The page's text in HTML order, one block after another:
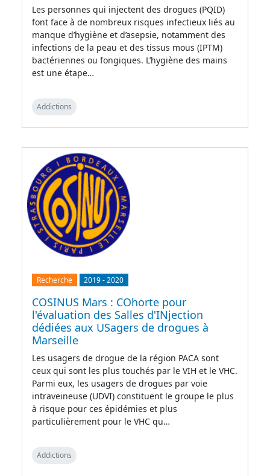
Les personnes qui injectent des drogues (PQID)
font face à de nombreux risques infectieux liés au
manque d’hygiène et d’asepsie, notamment des
infections de la peau et des tissus mous (IPTM)
bactériennes ou fongiques. L’hygiène des mains
est une étape…
Addictions
Recherche 2019-2020
COSINUS Mars : COhorte pour
l'évaluation des Salles d'INjection
dédiées aux USagers de drogues à
Marseille
Les usagers de drogue de la région PACA sont
ceux qui sont les plus touchés par le VIH et le VHC.
Parmi eux, les usagers de drogues par voie
intraveineuse (UDVI) constituent le groupe le plus
à risque pour ces épidémies et plus
particulièrement pour le VHC qu…
Addictions